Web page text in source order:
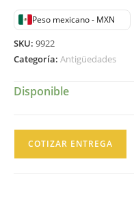
Peso mexicano - MXN
SKU: 9922
Categoría: Antigüedades
Disponible
COTIZAR ENTREGA